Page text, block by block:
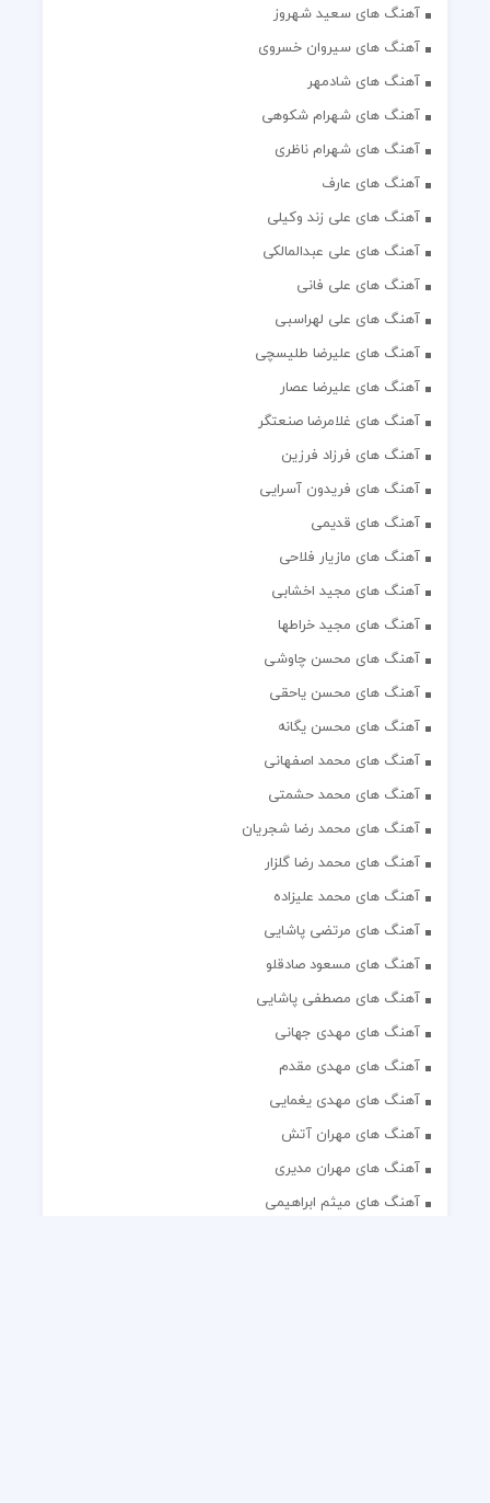
آهنگ های سعید شهروز
آهنگ های سیروان خسروی
آهنگ های شادمهر
آهنگ های شهرام شکوهی
آهنگ های شهرام ناظری
آهنگ های عارف
آهنگ های علی زند وکیلی
آهنگ های علی عبدالمالکی
آهنگ های علی فانی
آهنگ های علی لهراسبی
آهنگ های علیرضا طلیسچی
آهنگ های علیرضا عصار
آهنگ های غلامرضا صنعتگر
آهنگ های فرزاد فرزین
آهنگ های فریدون آسرایی
آهنگ های قدیمی
آهنگ های مازیار فلاحی
آهنگ های مجید اخشابی
آهنگ های مجید خراطها
آهنگ های محسن چاوشی
آهنگ های محسن یاحقی
آهنگ های محسن یگانه
آهنگ های محمد اصفهانی
آهنگ های محمد حشمتی
آهنگ های محمد رضا شجریان
آهنگ های محمد رضا گلزار
آهنگ های محمد علیزاده
آهنگ های مرتضی پاشایی
آهنگ های مسعود صادقلو
آهنگ های مصطفی پاشایی
آهنگ های مهدی جهانی
آهنگ های مهدی مقدم
آهنگ های مهدی یغمایی
آهنگ های مهران آتش
آهنگ های مهران مدیری
آهنگ های میثم ابراهیمی